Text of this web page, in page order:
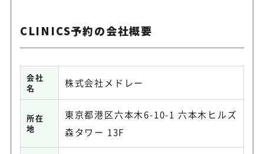
CLINICS予約の会社概要
会社
名
株式会社メドレー
所在
地
東京都港区六本木6-10-1 六本木ヒルズ
森タワー 13F